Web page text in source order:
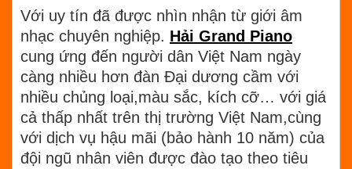
Với uy tín đã được nhìn nhận từ giới âm
nhạc chuyên nghiệp. Hải Grand Piano
cung ứng đến người dân Việt Nam ngày
càng nhiều hơn đàn Đại dương cầm với
nhiều chủng loại,màu sắc, kích cỡ… với giá
cả thấp nhất trên thị trường Việt Nam,cùng
với dịch vụ hậu mãi (bảo hành 10 năm) của
đội ngũ nhân viên được đào tạo theo tiêu